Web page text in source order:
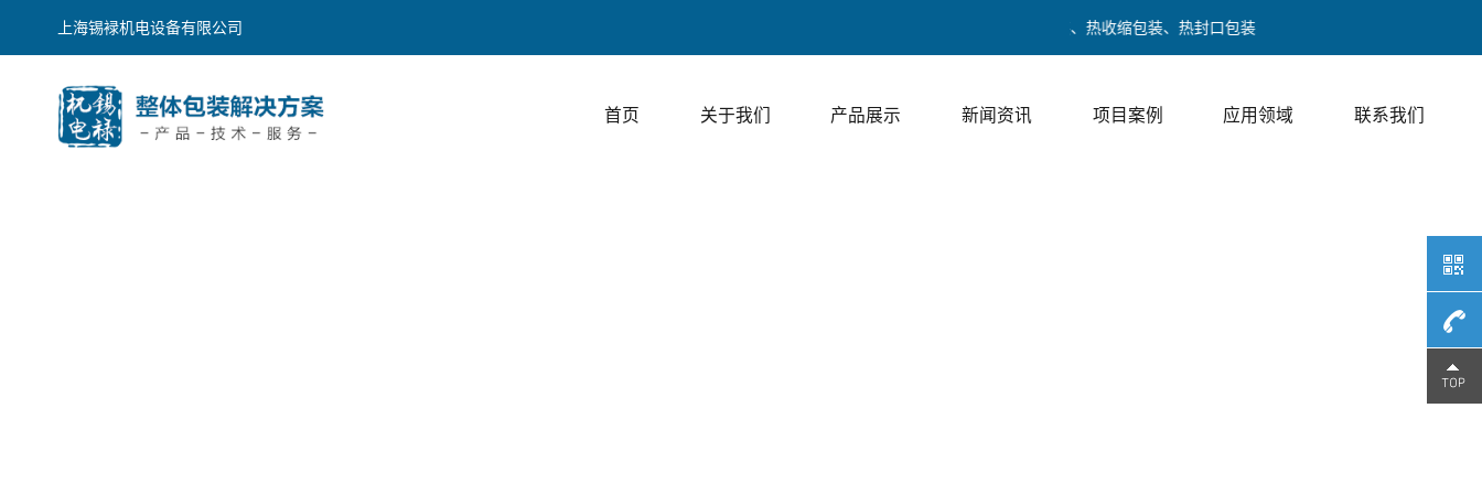
上海锡䘵机电设备有限公司 上走膜包装、下走膜包装、热收缩包装、热封口包装
首页 关于我们 产品展示 新闻资讯 项目案例 应用领域 联系我们